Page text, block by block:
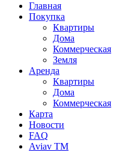
Главная
Покупка
Квартиры
Дома
Коммерческая
Земля
Аренда
Квартиры
Дома
Коммерческая
Карта
Новости
FAQ
Aviav TM